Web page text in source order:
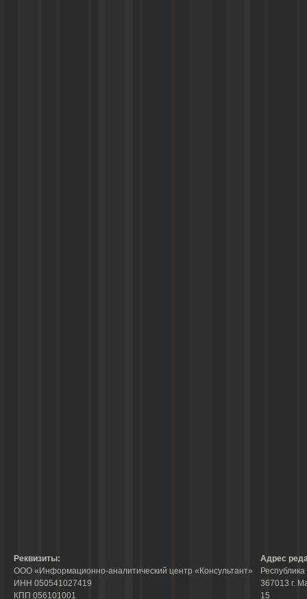
Реквизиты:
ООО «Информационно-аналитический центр «Консультант»
ИНН 050541027419
КПП 056101001
Адрес
367013 г.
15